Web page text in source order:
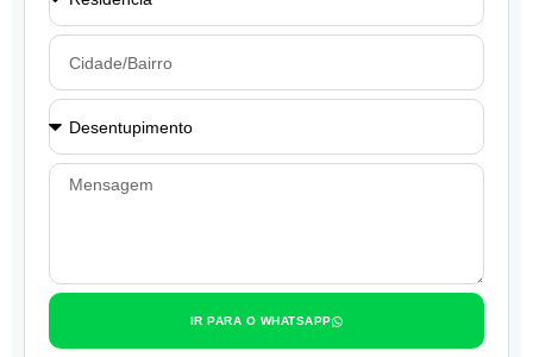
IR PARA O WHATSAPP